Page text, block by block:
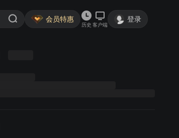
会员特惠
历史 客户端
登录